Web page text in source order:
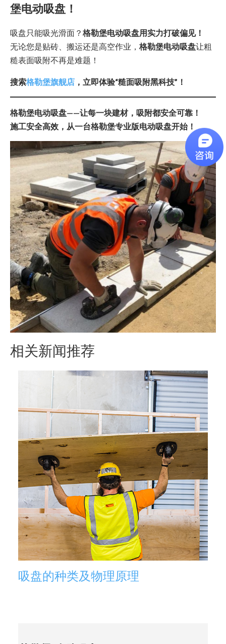
堡电动吸盘！
吸盘只能吸光滑面？ 格勒堡电动吸盘用实力打破偏见！
无论您是贴砖、搬运还是高空作业， 格勒堡电动吸盘让粗
糙表面吸附不再是难题！
搜索格勒堡旗舰店 ，立即体验“糙面吸附黑科技”！
格勒堡电动吸盘——让每一块建材，吸附都安全可靠！
施工安全高效，从一台格勒堡专业版电动吸盘开始！
相关新闻推荐
吸盘的种类及物理原理